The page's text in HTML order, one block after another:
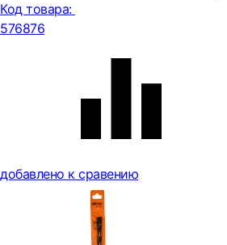
Код товара:
576876
добавлено к сравению